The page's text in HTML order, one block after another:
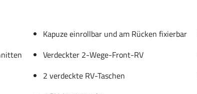
Kapuze einrollbar und am Rücken fixierbar
Verdeckter 2-Wege-Front-RV
2 verdeckte RV-Taschen